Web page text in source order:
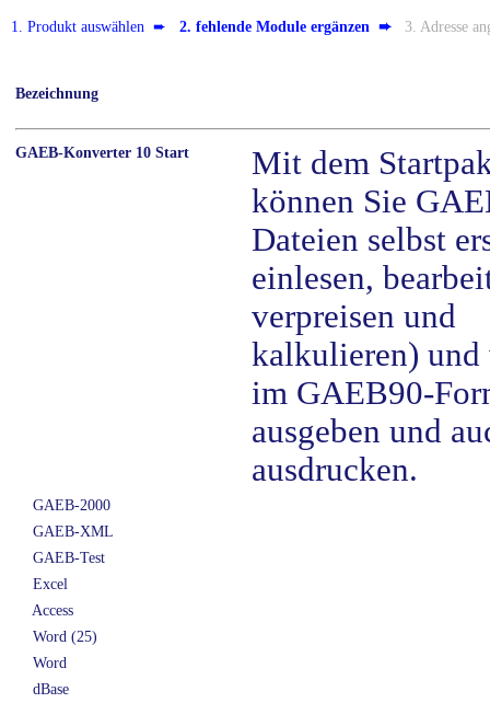
1. Produkt auswählen ➨ 2. fehlende Module ergänzen ➨ 3. Adresse
Bezeichnung
GAEB-Konverter 10 Start
Mit dem
können Sie
Dateien selbst
einlesen,
verpreisen und
kalkulieren) und
im GAEB90-
ausgeben und
ausdrucken.
GAEB-2000
GAEB-XML
GAEB-Test
Excel
Access
Word (25)
Word
dBase